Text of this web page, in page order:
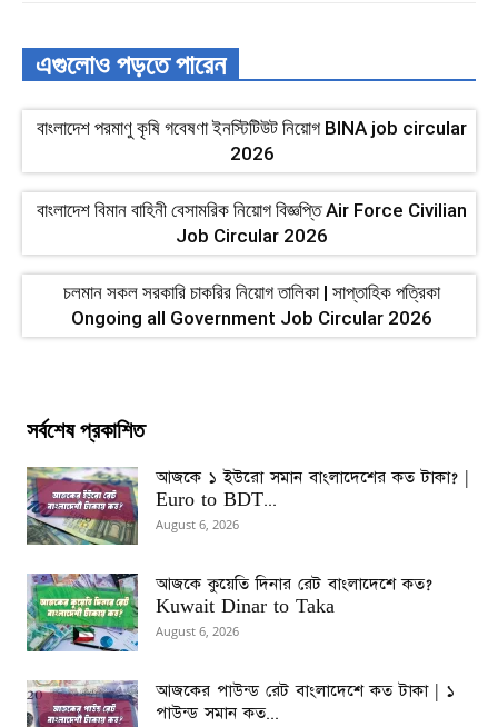
এগুলোও পড়তে পারেন
বাংলাদেশ পরমাণু কৃষি গবেষণা ইনস্টিটিউট নিয়োগ BINA job circular
2026
বাংলাদেশ বিমান বাহিনী বেসামরিক নিয়োগ বিজ্ঞপ্তি Air Force Civilian
Job Circular 2026
চলমান সকল সরকারি চাকরির নিয়োগ তালিকা | সাপ্তাহিক পত্রিকা
Ongoing all Government Job Circular 2026
সর্বশেষ প্রকাশিত
আজকে ১ ইউরো সমান বাংলাদেশের কত টাকা? |
Euro to BDT...
August 6, 2026
আজকে কুয়েতি দিনার রেট বাংলাদেশে কত?
Kuwait Dinar to Taka
August 6, 2026
আজকের পাউন্ড রেট বাংলাদেশে কত টাকা | ১
পাউন্ড সমান কত...